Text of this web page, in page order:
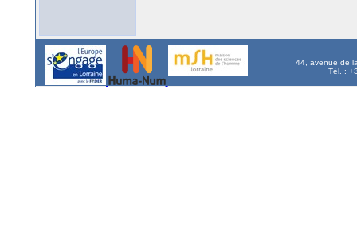
44, avenue de
Tél. :